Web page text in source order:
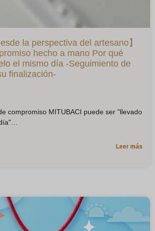
la perspectiva del artesano】
hecho a mano Por qué
el mismo día -Seguimiento de
finalización-
compromiso MITUBACI puede ser "llevado
Leer más